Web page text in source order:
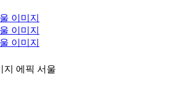
에픽 서울